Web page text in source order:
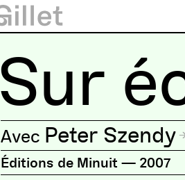
Sur
Peter Szendy
Éditions de Minuit — 2007